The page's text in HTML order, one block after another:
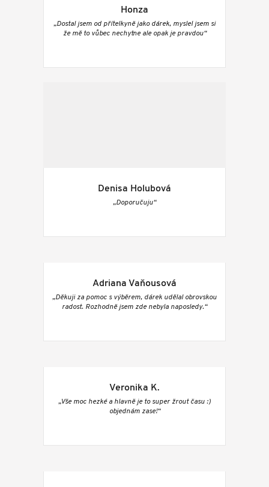
Honza
„Dostal jsem od přítelkyně jako dárek, myslel jsem si
že mě to vůbec nechytne ale opak je pravdou“
Denisa Holubová
„Doporučuju“
Adriana Vaňousová
„Děkuji za pomoc s výběrem, dárek udělal obrovskou
radost. Rozhodně jsem zde nebyla naposledy.“
Veronika K.
„Vše moc hezké a hlavně je to super žrout času :)
objednám zase!“